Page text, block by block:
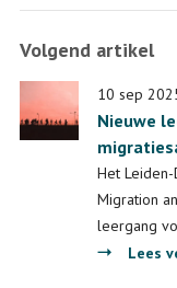
Volgend artikel
10 sep
Nieuwe
Het
Migration
leergang
Lees